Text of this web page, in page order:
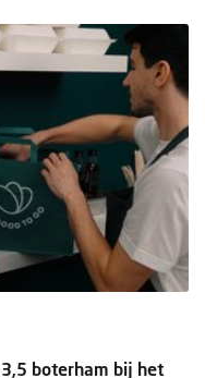
boterham bij het